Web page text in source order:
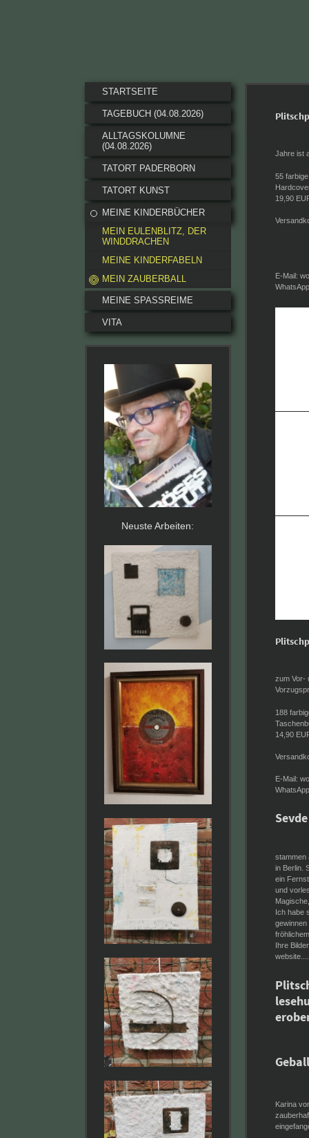
STARTSEITE
TAGEBUCH (04.08.2026)
ALLTAGSKOLUMNE
(04.08.2026)
TATORT PADERBORN
TATORT KUNST
MEINE KINDERBÜCHER
MEIN EULENBLITZ, DER
WINDDRACHEN
MEINE KINDERFABELN
MEIN ZAUBERBALL
MEINE SPASSREIME
VITA
Neuste Arbeiten:
Jahre ist
55
19,90
E-Mail:
zum Vor-
188
14,90
E-Mail:
stammen
in Berlin.
ein
und
Ich habe
Ihre
website....
Karina